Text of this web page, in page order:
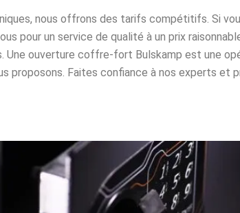
nous offrons des tarifs compétitifs. Si
pour un service de qualité à un prix
Une ouverture coffre-fort Bulskamp est une
proposons. Faites confiance à nos experts et